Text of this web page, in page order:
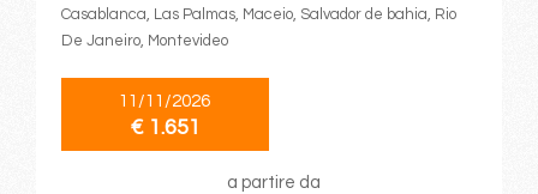
Casablanca, Las Palmas, Maceio, Salvador de bahia, Rio
De Janeiro, Montevideo
11/11/2026
€ 1.651
a partire da